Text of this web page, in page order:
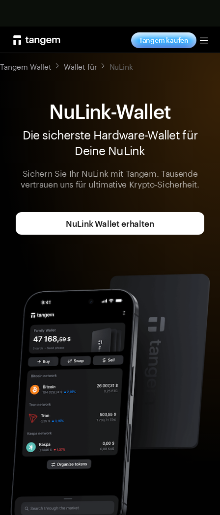
Tangem kaufen
Tangem Wallet Wallet für NuLink
NuLink-Wallet
Die sicherste Hardware-Wallet für
Deine NuLink
Sichern Sie Ihr NuLink mit Tangem. Tausende
vertrauen uns für ultimative Krypto-Sicherheit.
NuLink Wallet erhalten